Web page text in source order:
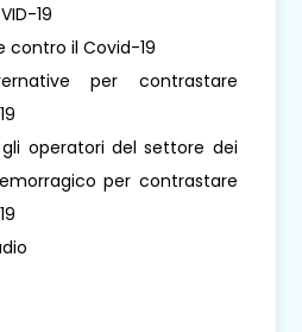
19
contro il Covid-19
per contrastare
gli operatori del settore dei
per contrastare